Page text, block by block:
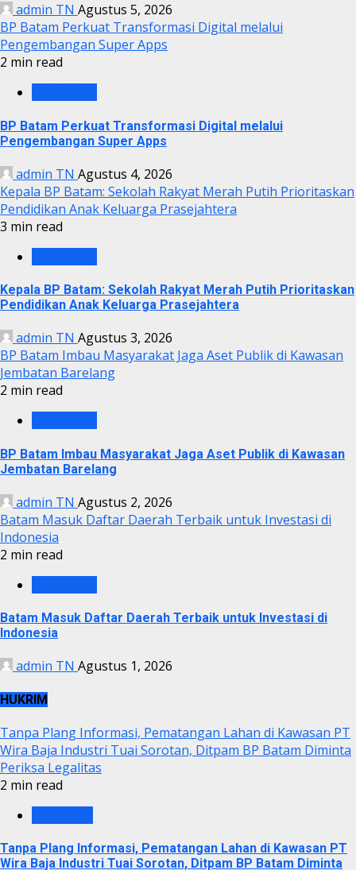
admin TN Agustus 5, 2026
BP Batam Perkuat Transformasi Digital melalui
Pengembangan Super Apps
2 min read
BP Batam Perkuat Transformasi Digital melalui
Pengembangan Super Apps
admin TN Agustus 4, 2026
Kepala BP Batam: Sekolah Rakyat Merah Putih Prioritaskan
Pendidikan Anak Keluarga Prasejahtera
3 min read
Kepala BP Batam: Sekolah Rakyat Merah Putih Prioritaskan
Pendidikan Anak Keluarga Prasejahtera
admin TN Agustus 3, 2026
BP Batam Imbau Masyarakat Jaga Aset Publik di Kawasan
Jembatan Barelang
2 min read
BP Batam Imbau Masyarakat Jaga Aset Publik di Kawasan
Jembatan Barelang
admin TN Agustus 2, 2026
Batam Masuk Daftar Daerah Terbaik untuk Investasi di
Indonesia
2 min read
Batam Masuk Daftar Daerah Terbaik untuk Investasi di
Indonesia
admin TN Agustus 1, 2026
HUKRIM
Tanpa Plang Informasi, Pematangan Lahan di Kawasan PT
Wira Baja Industri Tuai Sorotan, Ditpam BP Batam Diminta
Periksa Legalitas
2 min read
Tanpa Plang Informasi, Pematangan Lahan di Kawasan PT
Wira Baja Industri Tuai Sorotan, Ditpam BP Batam Diminta